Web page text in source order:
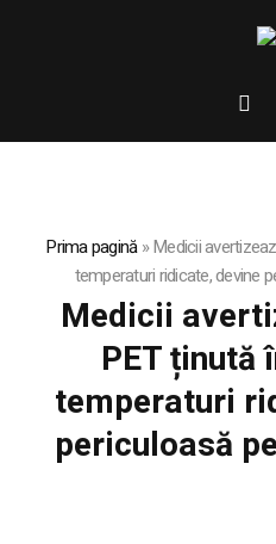
Prima pagină»Medicii
temperaturi ridicate, devine
Medicii
PET ținută
temperaturi
periculoasă